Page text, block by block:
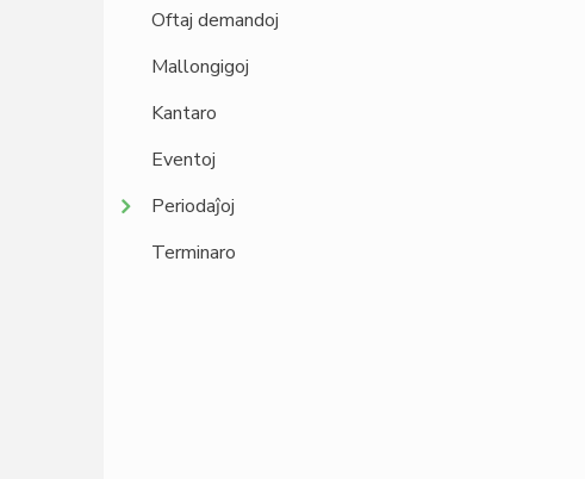
Oftaj demandoj
Mallongigoj
Kantaro
Eventoj
Periodaĵoj
Terminaro